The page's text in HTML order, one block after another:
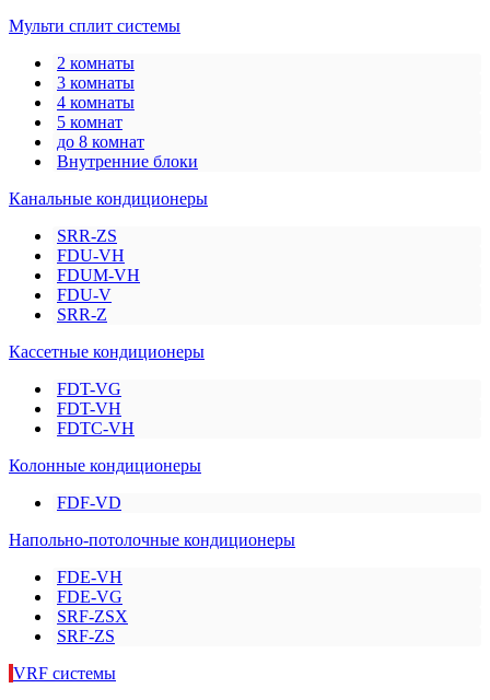
Мульти сплит системы
2 комнаты
3 комнаты
4 комнаты
5 комнат
до 8 комнат
Внутренние блоки
Канальные кондиционеры
SRR-ZS
FDU-VH
FDUM-VH
FDU-V
SRR-Z
Кассетные кондиционеры
FDT-VG
FDT-VH
FDTC-VH
Колонные кондиционеры
FDF-VD
Напольно-потолочные кондиционеры
FDE-VH
FDE-VG
SRF-ZSX
SRF-ZS
VRF системы